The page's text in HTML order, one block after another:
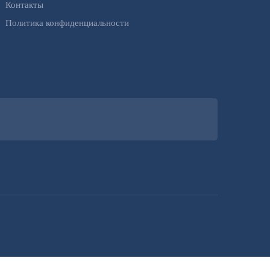
Контакты
Политика конфиденциальности